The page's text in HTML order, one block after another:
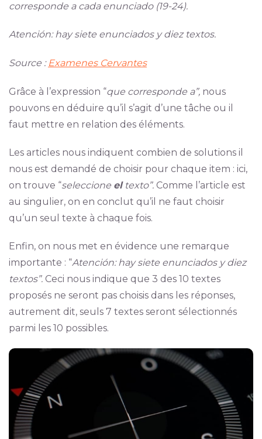
corresponde a cada enunciado (19-24).
Atención: hay siete enunciados y diez textos.
Source : Examenes Cervantes
Grâce à l’expression “que corresponde a”, nous
pouvons en déduire qu’il s’agit d’une tâche ou il
faut mettre en relation des éléments.
Les articles nous indiquent combien de solutions il
nous est demandé de choisir pour chaque item : ici,
on trouve “seleccione eltexto”. Comme l’article est
au singulier, on en conclut qu’il ne faut choisir
qu’un seul texte à chaque fois.
Enfin, on nous met en évidence une remarque
importante : “Atención: hay siete enunciados y diez
textos”. Ceci nous indique que 3 des 10 textes
proposés ne seront pas choisis dans les réponses,
autrement dit, seuls 7 textes seront sélectionnés
parmi les 10 possibles.